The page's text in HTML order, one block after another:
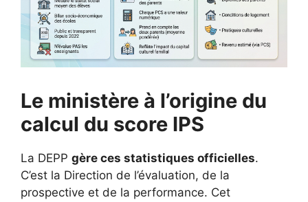
Le ministère à l’origine du
calcul du score IPS
La DEPP gère ces statistiques officielles.
C’est la Direction de l’évaluation, de la
prospective et de la performance. Cet